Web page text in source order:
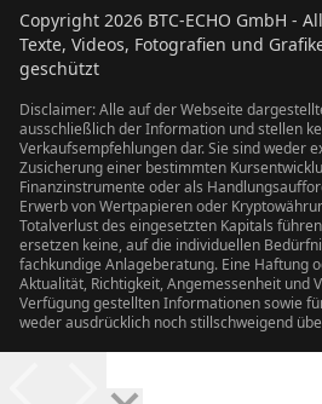
Copyright 2026 BTC-ECHO GmbH -
Texte, Videos, Fotografien und
geschützt
Disclaimer: Alle auf der Webseite
ausschließlich der Information und stellen
Verkaufsempfehlungen dar. Sie sind weder
Zusicherung einer bestimmten
Finanzinstrumente oder als
Erwerb von Wertpapieren oder
Totalverlust des eingesetzten Kapitals
ersetzen keine, auf die individuellen
fachkundige Anlageberatung. Eine Haftung
Aktualität, Richtigkeit, Angemessenheit und
Verfügung gestellten Informationen sowie
weder ausdrücklich noch stillschweigend